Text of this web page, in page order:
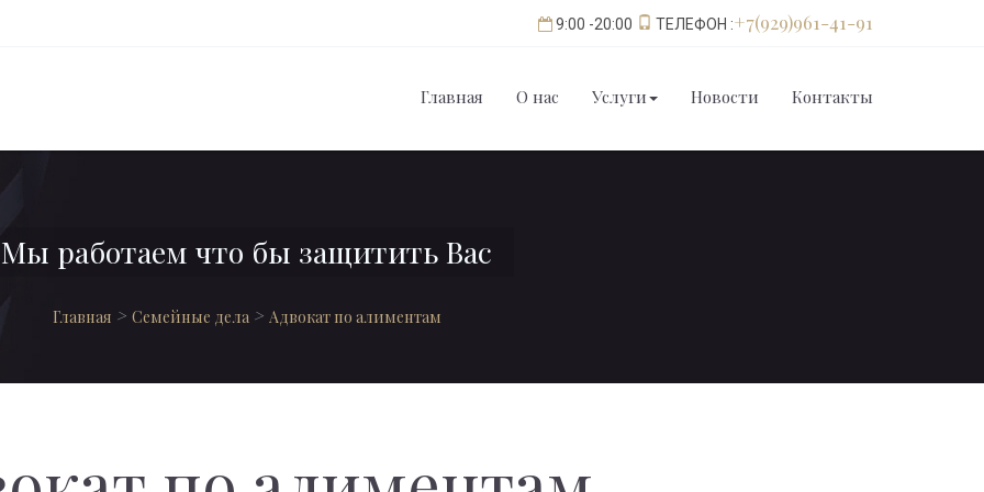
9:00 -20:00 ТЕЛЕФОН :+7(929)961-41-91
Главная О нас Услуги Новости Контакты
Мы работаем что бы защитить Вас
Главная > Семейные дела > Адвокат по алиментам